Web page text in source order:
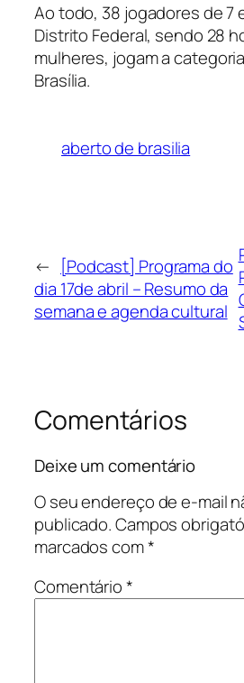
Ao todo, 38 jogadores de 7
Distrito Federal, sendo 28
mulheres, jogam a
Brasília.
aberto de brasilia
← [Podcast] Programa do
dia 17de abril – Resumo da
semana e agenda cultural
Comentários
Deixe um comentário
O seu endereço de e-mail
publicado.Campos
marcados com*
Comentário*